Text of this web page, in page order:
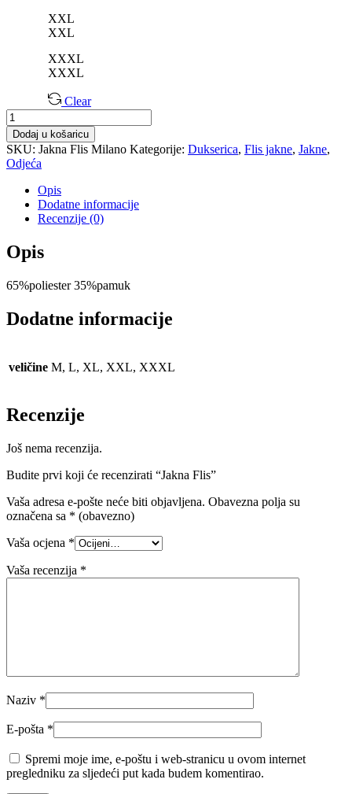
XXL
XXL
XXXL
XXXL
Clear
Jakna
Flis
količina
Dodaj u košaricu
SKU: Jakna Flis Milano Kategorije: Dukserica, Flis jakne, Jakne,
Odjeća
Opis
Dodatne informacije
Recenzije (0)
Opis
65%poliester 35%pamuk
Dodatne informacije
veličine M, L, XL, XXL, XXXL
Recenzije
Još nema recenzija.
Budite prvi koji će recenzirati “Jakna Flis”
Vaša adresa e-pošte neće biti objavljena. Obavezna polja su
označena sa * (obavezno)
Vaša ocjena *
Vaša recenzija *
Naziv *
E-pošta *
Spremi moje ime, e-poštu i web-stranicu u ovom internet
pregledniku za sljedeći put kada budem komentirao.